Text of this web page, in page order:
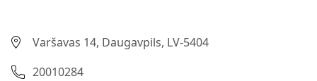
Varšavas 14, Daugavpils, LV-5404
20010284